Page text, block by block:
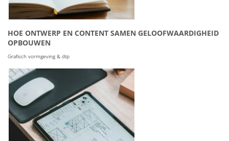
HOE ONTWERP EN CONTENT SAMEN GELOOFWAARDIGHEID
OPBOUWEN
Grafisch vormgeving & dtp